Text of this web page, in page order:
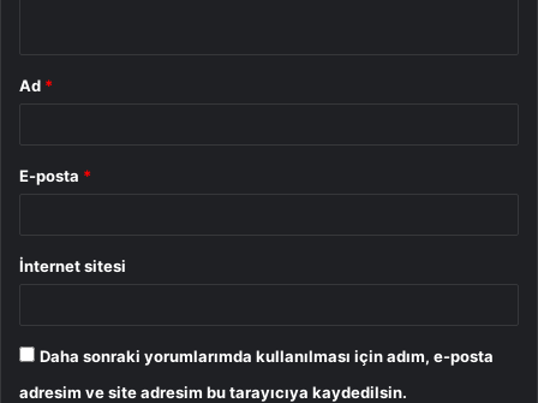
Ad *
E-posta *
İnternet sitesi
Daha sonraki yorumlarımda kullanılması için adım, e-posta
adresim ve site adresim bu tarayıcıya kaydedilsin.